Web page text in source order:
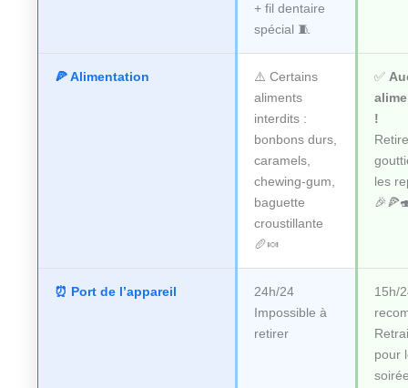
+ fil dentaire
spécial 🧵
🍕 Alimentation
⚠️ Certains
aliments
interdits :
bonbons durs,
caramels,
chewing-gum,
baguette
croustillante
🥖🍬
✅
!
les
⏰ Port de l’appareil
24h/24
Impossible à
retirer
15h/
pour